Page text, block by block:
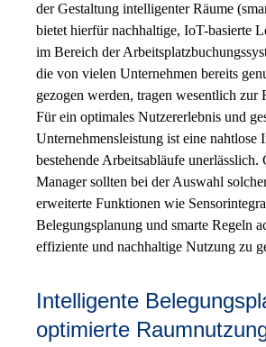
der Gestaltung intelligenter Räume
bietet hierfür nachhaltige, IoT-basierte
im Bereich der
die von vielen Unternehmen bereits
gezogen werden, tragen wesentlich zur
Für ein optimales Nutzererlebnis und
Unternehmensleistung ist eine nahtlose
bestehende Arbeitsabläufe
Manager sollten bei der Auswahl
erweiterte Funktionen wie
Belegungsplanung und smarte Regeln
effiziente und nachhaltige Nutzung zu
Intelligente
optimierte